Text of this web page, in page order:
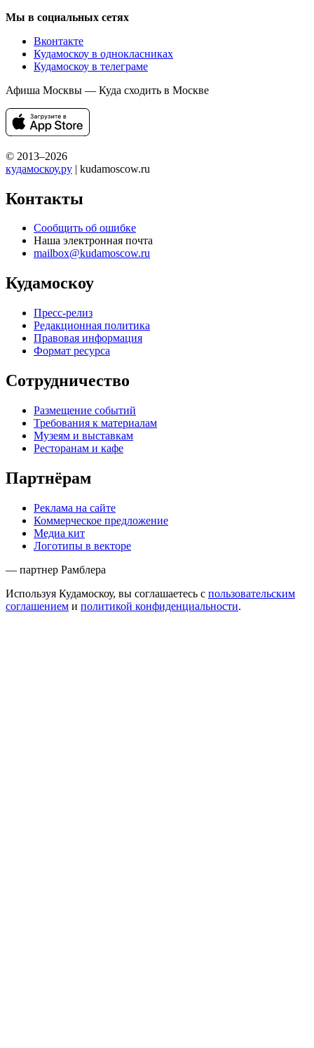
Мы в социальных сетях
Вконтакте
Кудамоскоу в однокласниках
Кудамоскоу в телеграме
Афиша Москвы — Куда сходить в Москве
© 2013–2026
кудамоскоу.ру | kudamoscow.ru
Контакты
Сообщить об ошибке
Наша электронная почта
mailbox@kudamoscow.ru
Кудамоскоу
Пресс-релиз
Редакционная политика
Правовая информация
Формат ресурса
Сотрудничество
Размещение событий
Требования к материалам
Музеям и выставкам
Ресторанам и кафе
Партнёрам
Реклама на сайте
Коммерческое предложение
Медиа кит
Логотипы в векторе
— партнер Рамблера
Используя Кудамоскоу, вы соглашаетесь с пользовательским
соглашением и политикой конфиденциальности.